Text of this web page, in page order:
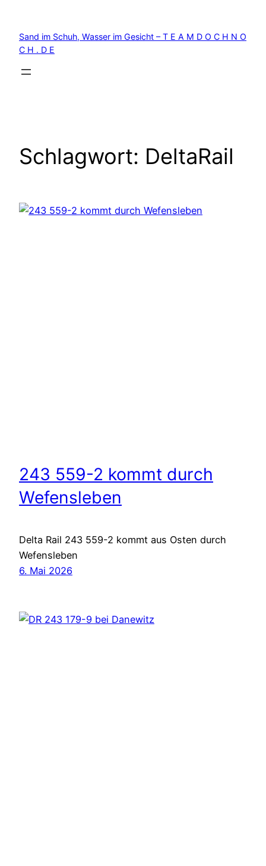
springen
Sand im Schuh, Wasser im Gesicht – T E A M D O C H N O
C H . D E
Schlagwort: DeltaRail
243 559-2 kommt durch
Wefensleben
Delta Rail 243 559-2 kommt aus Osten durch
Wefensleben
6. Mai 2026